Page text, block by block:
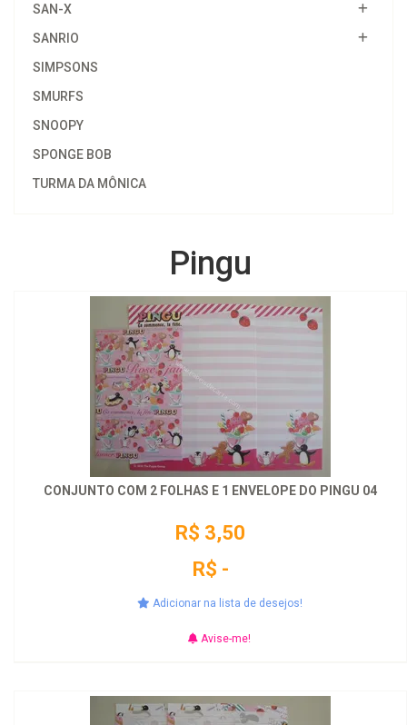
SAN-X
SANRIO
SIMPSONS
SMURFS
SNOOPY
SPONGE BOB
TURMA DA MÔNICA
Pingu
CONJUNTO COM 2 FOLHAS E 1 ENVELOPE DO PINGU 04
R$ 3,50
R$ -
Adicionar na lista de desejos!
Avise-me!